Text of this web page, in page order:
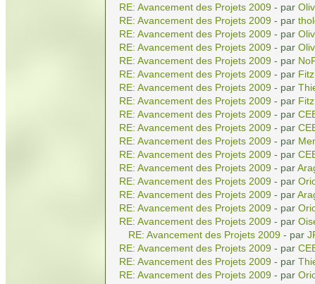
RE: Avancement des Projets 2009 - par
RE: Avancement des Projets 2009 - par
RE: Avancement des Projets 2009 - par
RE: Avancement des Projets 2009 - par
RE: Avancement des Projets 2009 - par
RE: Avancement des Projets 2009 - par Fitz
RE: Avancement des Projets 2009 - par
RE: Avancement des Projets 2009 - par Fitz
RE: Avancement des Projets 2009 - par
RE: Avancement des Projets 2009 - par
RE: Avancement des Projets 2009 - par
RE: Avancement des Projets 2009 - par
RE: Avancement des Projets 2009 - par
RE: Avancement des Projets 2009 - par
RE: Avancement des Projets 2009 - par
RE: Avancement des Projets 2009 - par
RE: Avancement des Projets 2009 - par
RE: Avancement des Projets 2009 - par
RE: Avancement des Projets 2009 - par
RE: Avancement des Projets 2009 - par
RE: Avancement des Projets 2009 - par